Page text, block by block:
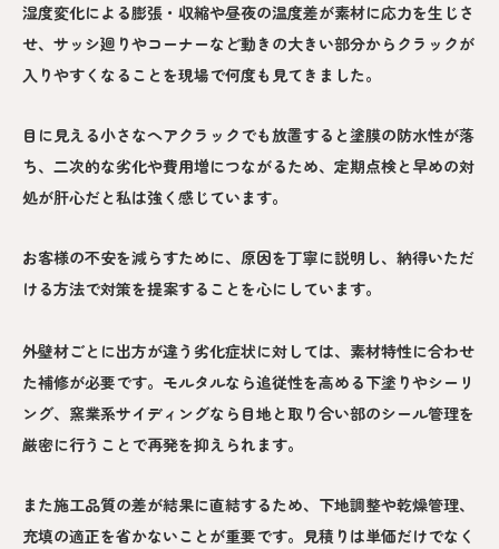
湿度変化による膨張・収縮や昼夜の温度差が素材に応力を生じさ
せ、サッシ廻りやコーナーなど動きの大きい部分からクラックが
入りやすくなることを現場で何度も見てきました。
目に見える小さなヘアクラックでも放置すると塗膜の防水性が落
ち、二次的な劣化や費用増につながるため、定期点検と早めの対
処が肝心だと私は強く感じています。
お客様の不安を減らすために、原因を丁寧に説明し、納得いただ
ける方法で対策を提案することを心にしています。
外壁材ごとに出方が違う劣化症状に対しては、素材特性に合わせ
た補修が必要です。モルタルなら追従性を高める下塗りやシーリ
ング、窯業系サイディングなら目地と取り合い部のシール管理を
厳密に行うことで再発を抑えられます。
また施工品質の差が結果に直結するため、下地調整や乾燥管理、
充填の適正を省かないことが重要です。見積りは単価だけでなく